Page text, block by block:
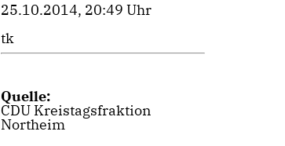
25.10.2014, 20:49 Uhr
tk
Quelle:
CDU Kreistagsfraktion
Northeim